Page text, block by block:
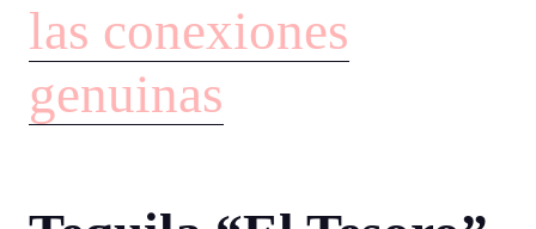
las conexiones
genuinas